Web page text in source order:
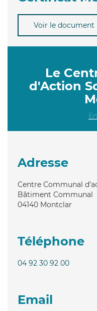
Voir le document
Le
d'Action
Adresse
Centre Communal
Bâtiment Communal
04140 Montclar
Téléphone
04 92 30 92 00
Email